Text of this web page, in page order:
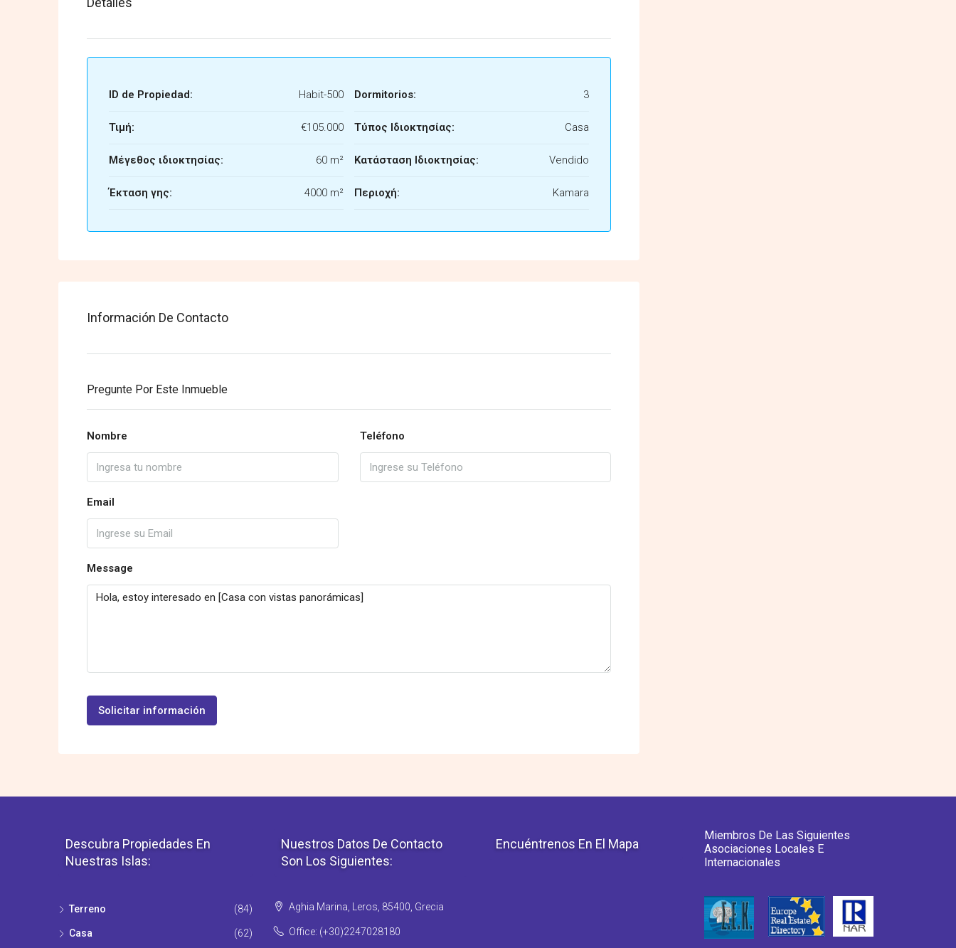
ID de Propiedad: Habit-500
Τιμή: €105.000
Μέγεθος ιδιοκτησίας: 60 m²
Έκταση γης: 4000 m²
Dormitorios: 3
Τύπος Ιδιοκτησίας: Casa
Κατάσταση Ιδιοκτησίας: Vendido
Περιοχή: Kamara
Información De Contacto
Pregunte Por Este Inmueble
Nombre Teléfono
Email
Message
Solicitar información
Descubra Propiedades En
Nuestras Islas:
Terreno (84)
Casa (62)
Nuestros Datos De Contacto
Son Los Siguientes:
Aghia Marina, Leros, 85400, Grecia
Office: (+30)2247028180
Encuéntrenos En El Mapa
Miembros De Las Siguientes
Asociaciones Locales E
Internacionales